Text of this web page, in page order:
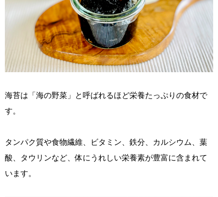
海苔は「海の野菜」と呼ばれるほど栄養たっぷりの食材で
す。
タンパク質や食物繊維、ビタミン、鉄分、カルシウム、葉
酸、タウリンなど、体にうれしい栄養素が豊富に含まれて
います。